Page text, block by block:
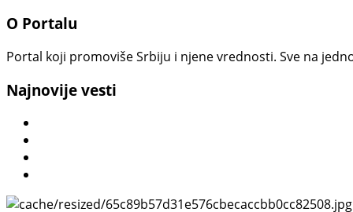
O Portalu
Portal koji promoviše Srbiju i njene vrednosti. Sve na
Najnovije vesti